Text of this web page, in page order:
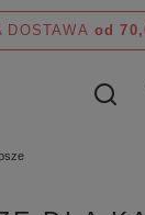
DOSTAWA od